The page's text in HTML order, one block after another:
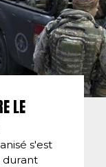
LE
s'est
durant